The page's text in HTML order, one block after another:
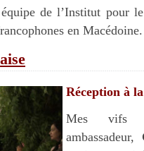
de l’Institut pour
en
Réception à
Mes vifs
ambassadeur,